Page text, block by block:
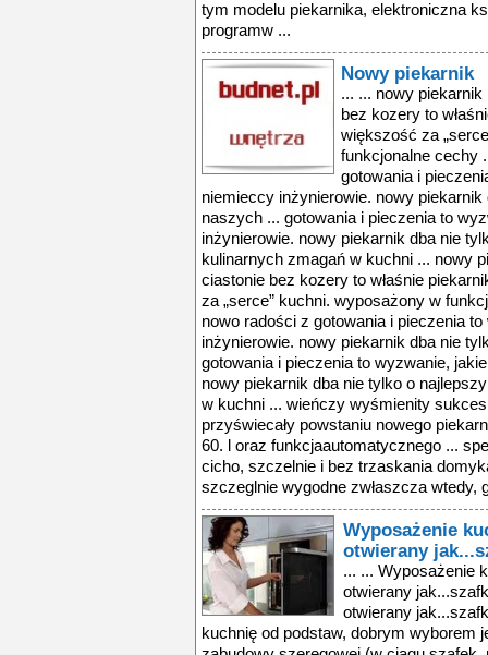
tym modelu piekarnika, elektroniczna
programw ...
Nowy piekarnik
... ... nowy
bez kozery to
większość za
funkcjonalne cechy
gotowania i
niemieccy inżynierowie. nowy
naszych ... gotowania i pieczenia to
inżynierowie. nowy piekarnik dba nie
kulinarnych zmagań w kuchni ... nowy
ciastonie bez kozery to właśnie
za „serce” kuchni. wyposażony w
nowo radości z gotowania i pieczenia
inżynierowie. nowy piekarnik dba nie
gotowania i pieczenia to wyzwanie,
nowy piekarnik dba nie tylko o
w kuchni ... wieńczy wyśmienity
przyświecały powstaniu nowego
60. l oraz funkcjaautomatycznego ...
cicho, szczelnie i bez trzaskania
szczeglnie wygodne zwłaszcza wtedy,
Wyposażenie
otwierany
... ... Wyposażenie kuchni - nietypowy piekarnik otwierany jak...szafka ... - nietypowy piekarnik otwierany jak...szafka ... urządzamy czy planujemy kuchnię od podstaw, dobrym wyborem jest samodzielny piekarnik do zabudowy szeregowej (w ciągu szafek, pod blatem) lub zabudowy ... wyposażenie kuchni - nietypowy piekarnik otwierany jak...szafka ... gdy urządzamy czy planujemy kuchnię od podstaw, dobrym wyborem jest samodzielny piekarnik do zabudowy szeregowej (w ciągu szafek, pod blatem) lub zabudowy ... urządzamy czy planujemy kuchnię od podstaw, dobrym wyborem jest samodzielny piekarnik do zabudowy szeregowej (w ciągu szafek, pod blatem) lub zabudowy ... przestaje być … kuchnią, jest niekompletna i niefunkcjonalna. jaki powinien być piekarnik, by spełnić wszystkie oczekiwania? ... piekarniki te oferują bogaty wachlarz funkcji, niedostępnych w tradycyjnych piekarnikach domowych. grill, termoobieg, wykorzystanie pary, pieczenie w niskich ... szafek, pod blatem) lub zabudowy słupkowej w pionowym ciągu szafek. nowoczesne piekarniki elektryczne spełniają wymogi nowych trendów w gotowaniu i idą ... gotowaniu i idą w parze ze stylem życia toczącym się w i wokół nowoczesnej kuchni. piekarniki te oferują bogaty wachlarz funkcji, niedostępnych w tradycyjnych ... wyposażenie kuchni - nietypowy piekarnik otwierany jak...szafka ... gdy urządzamy czy planujemy kuchnię od podstaw, dobrym wyborem jest samodzielny piekarnik do zabudowy szeregowej (w ciągu szafek, pod blatem) lub zabudowy ... urządzamy czy planujemy kuchnię od podstaw, dobrym wyborem jest samodzielny piekarnik do zabudowy szeregowej (w ciągu szafek, pod blatem) lub zabudowy ... przestaje być … kuchnią, jest niekompletna i niefunkcjonalna. jaki powinien być piekarnik, by spełnić wszystkie oczekiwania? ... piekarniki te oferują bogaty wachlarz funkcji, niedostępnych w tradycyjnych piekarnikach domowych. grill, termoobieg, wykorzystanie pary, pieczenie w niskich ... szafek, pod blatem) lub zabudowy słupkowej w pionowym ciągu szafek. nowoczesne piekarniki elektryczne spełniają wymogi nowych trendów w gotowaniu i idą ... gotowaniu i idą w parze ze stylem życia toczącym się w i wokół nowoczesnej kuchni. piekarniki te oferują bogaty wachlarz funkcji, niedostępnych w tradycyjnych ... wyposażenie kuchni - nietypowy piekarnik otwierany jak...szafka ... gdy urządzamy czy planujemy kuchnię od podstaw, dobrym wyborem jest samodzielny piekarnik do zabudowy szeregowej (w ciągu szafek, pod blatem) lub zabudowy ... urządzamy czy planujemy kuchnię od podstaw, dobrym wyborem jest samodzielny piekarnik do zabudowy szeregowej (w ciągu szafek, pod blatem) lub zabudowy ... przestaje być … kuchnią, jest niekompletna i niefunkcjonalna. jaki powinien być piekarnik, by spełnić wszystkie oczekiwania? ... piekarniki te oferują bogaty wachlarz funkcji, niedostępnych w tradycyjnych piekarnikach domowych. grill, termoobieg, wykorzystanie pary, pieczenie w niskich ... szafek, pod blatem) lub zabudowy słupkowej w pionowym ciągu szafek. nowoczesne piekarniki elektryczne spełniają wymogi nowych trendów w gotowaniu i idą ... gotowaniu i idą w parze ze stylem życia toczącym się w i wokół nowoczesnej kuchni. piekarniki te oferują bogaty wachlarz funkcji, niedostępnych w tradycyjnych ... wyposażenie kuchni - nietypowy piekarnik otwierany jak...szafka ... gdy urządzamy czy planujemy kuchnię od podstaw, dobrym wyborem jest samodzielny piekarnik do zabudowy szeregowej (w ciągu szafek, pod blatem) lub zabudowy ... urządzamy czy planujemy kuchnię od podstaw, dobrym wyborem jest samodzielny piekarnik do zabudowy szeregowej (w ciągu szafek, pod blatem) lub zabudowy ... przestaje być … kuchnią, jest niekompletna i niefunkcjonalna. jaki powinien być piekarnik, by spełnić wszystkie oczekiwania? ... piekarniki te oferują bogaty wachlarz funkcji, niedostępnych w tradycyjnych piekarnikach domowych. grill, termoobieg, wykorzystanie pary, pieczenie w niskich ... szafek, pod blatem) lub zabudowy słupkowej w pionowym ciągu szafek. nowoczesne piekarniki elektryczne spełniają wymogi nowych trendów w gotowaniu i